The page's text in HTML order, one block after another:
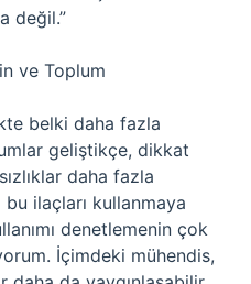
değil.”
ve Toplum
belki daha fazla
geliştikçe, dikkat
daha fazla
ilaçları kullanmaya
denetlemenin çok
İçimdeki mühendis,